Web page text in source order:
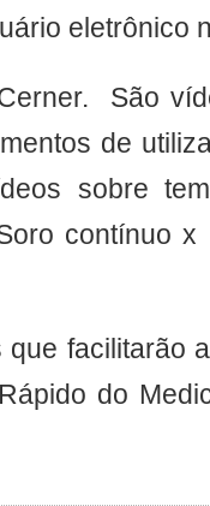
eletrônico
São
de
sobre
contínuo x
facilitarão
do